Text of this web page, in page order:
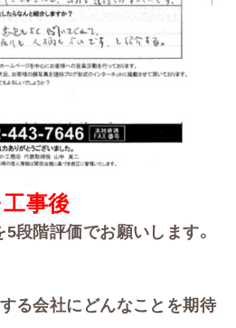
工事後
5段階評価でお願いします。
る会社にどんなことを期待